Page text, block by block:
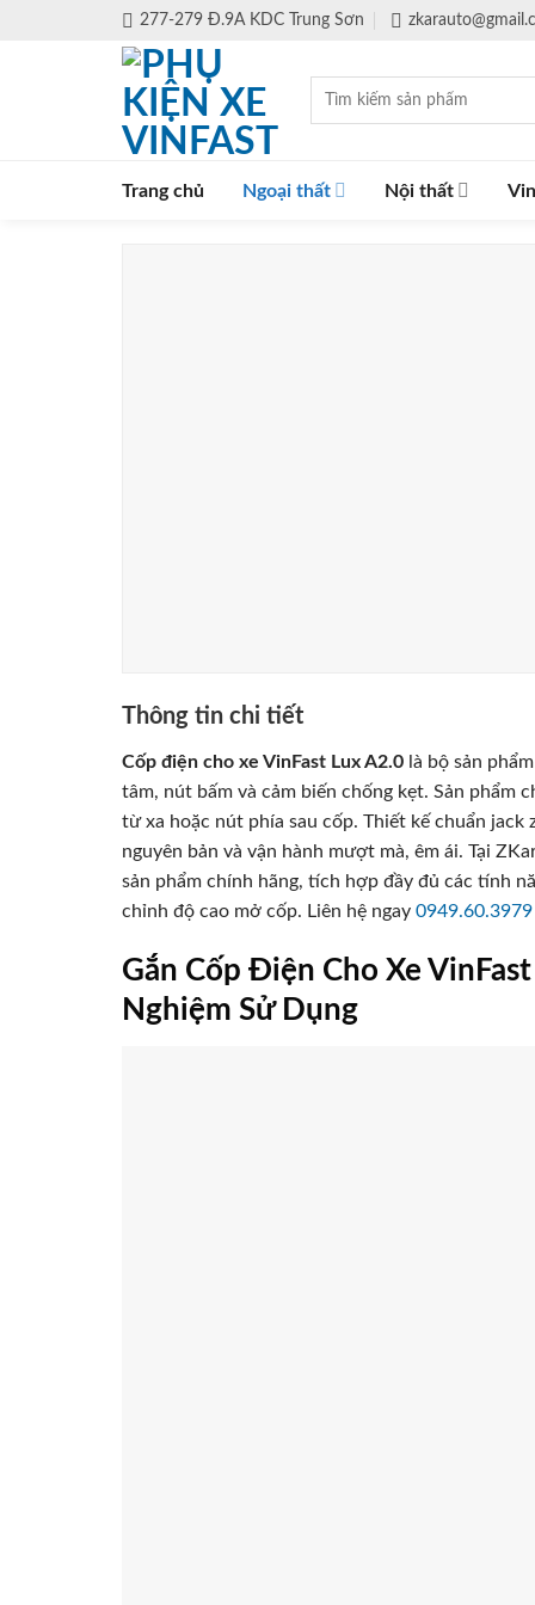
277-279 Đ.9A KDC Trung Sơn
kiếm:
Trang chủ Ngoại thất Nội thất
Thông tin chi tiết
Cốp điện cho xe VinFast Lux A2.0 là bộ sản
tâm, nút bấm và cảm biến chống kẹt. Sản phẩm
từ xa hoặc nút phía sau cốp. Thiết kế chuẩn
nguyên bản và vận hành mượt mà, êm ái. Tại
sản phẩm chính hãng, tích hợp đầy đủ các tính
chỉnh độ cao mở cốp. Liên hệ ngay 0949.60.3979
Gắn Cốp Điện Cho Xe
Nghiệm Sử Dụng